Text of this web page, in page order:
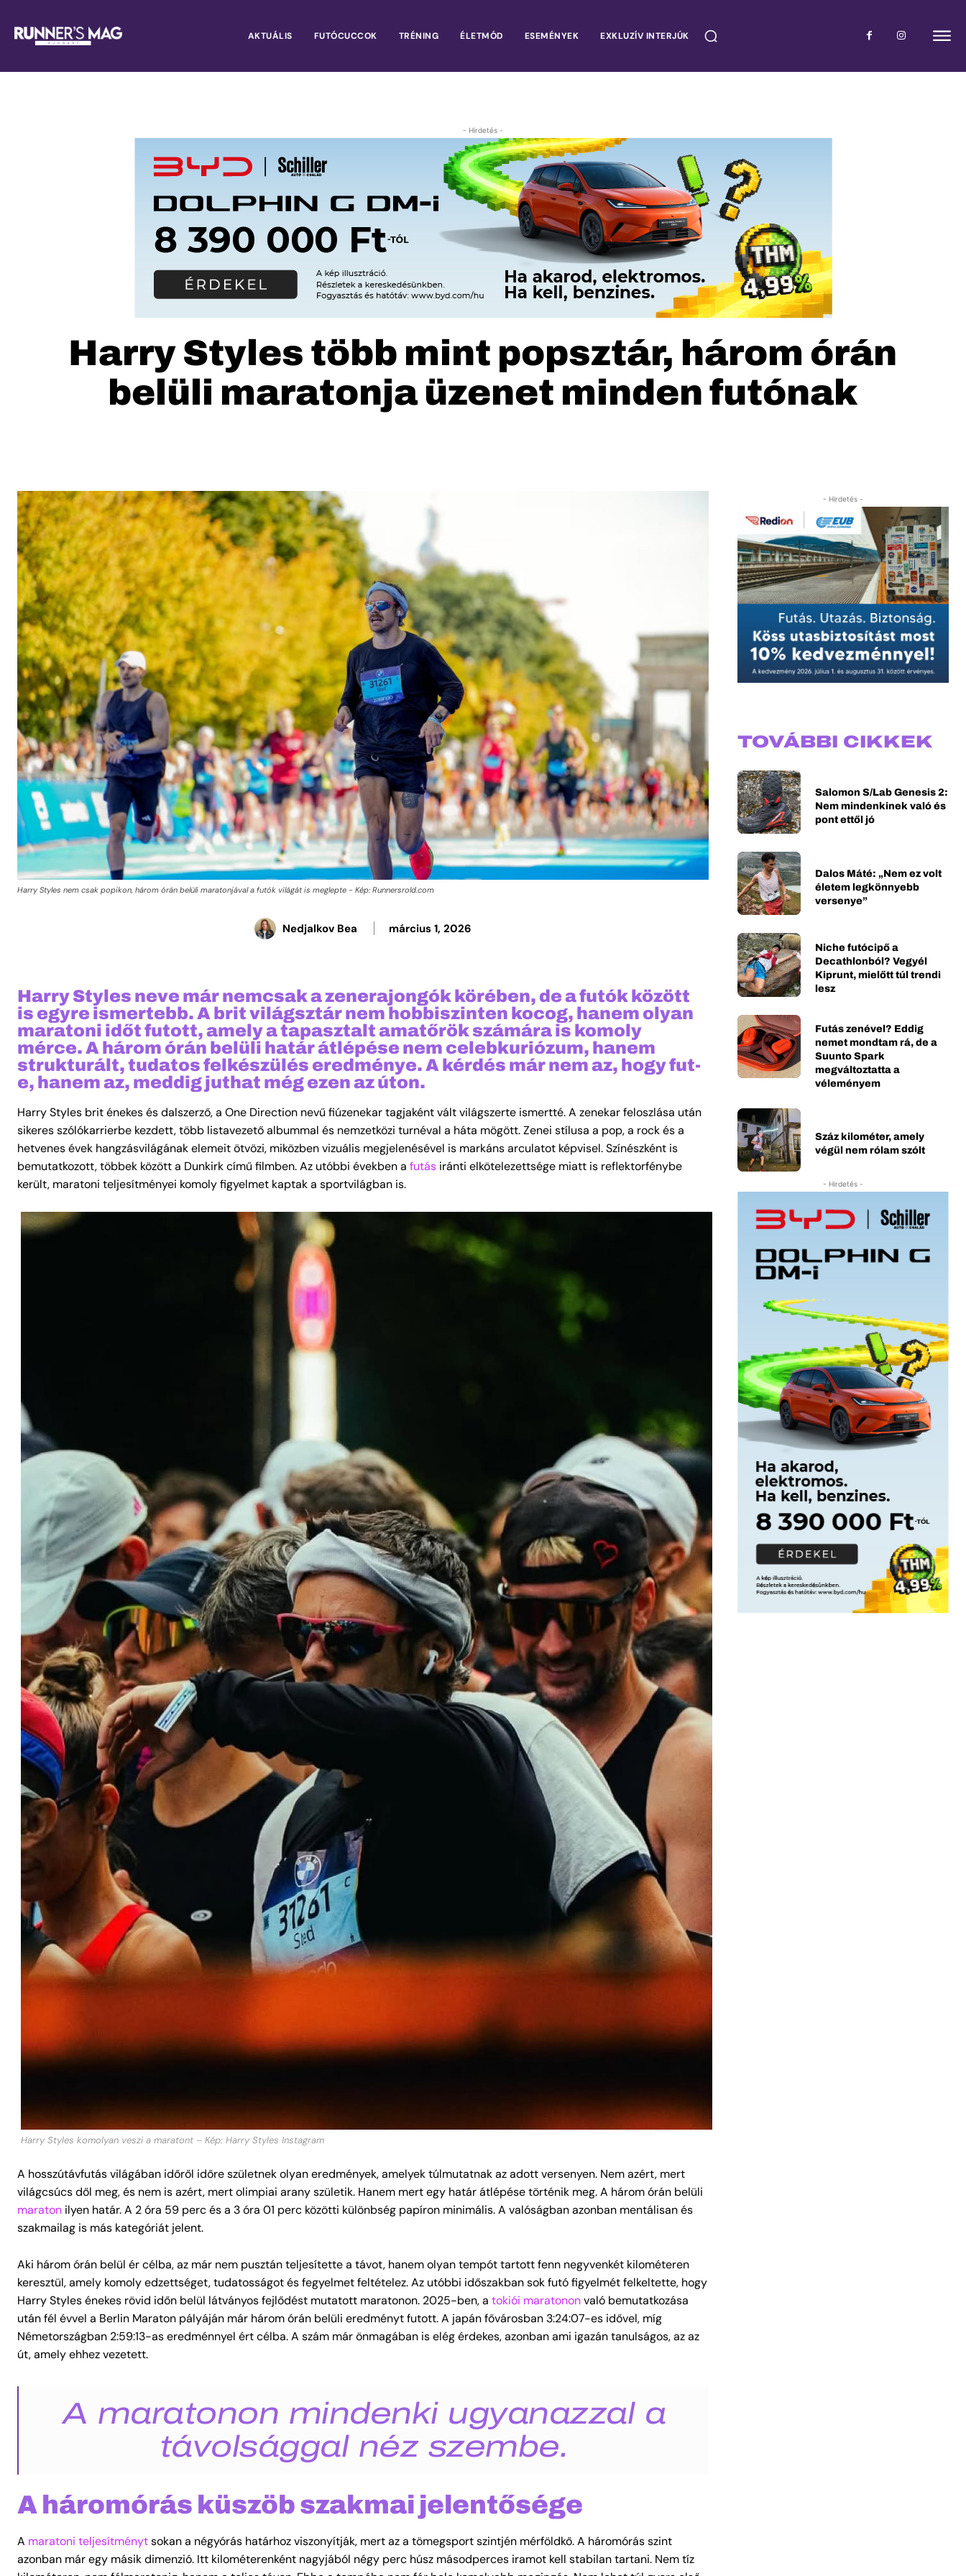
AKTUÁLIS FUTÓCUCCOK TRÉNING ÉLETMÓD ESEMÉNYEK EXKLUZÍV INTERJÚK
- Hirdetés -
Harry Styles több mint popsztár, három órán
belüli maratonja üzenet minden futónak
Harry Styles nem csak popikon, három órán belüli maratonjával a futók világát is meglepte - Kép: Runnersrold.com
Nedjalkov Bea március 1, 2026
Harry Styles neve már nemcsak a zenerajongók körében, de a futók között
is egyre ismertebb. A brit világsztár nem hobbiszinten kocog, hanem olyan
maratoni időt futott, amely a tapasztalt amatőrök számára is komoly
mérce. A három órán belüli határ átlépése nem celebkuriózum, hanem
strukturált, tudatos felkészülés eredménye. A kérdés már nem az, hogy fut-
e, hanem az, meddig juthat még ezen az úton.
Harry Styles brit énekes és dalszerző, a One Direction nevű fiúzenekar tagjaként vált világszerte ismertté. A zenekar feloszlása után
sikeres szólókarrierbe kezdett, több listavezető albummal és nemzetközi turnéval a háta mögött. Zenei stílusa a pop, a rock és a
hetvenes évek hangzásvilágának elemeit ötvözi, miközben vizuális megjelenésével is markáns arculatot képvisel. Színészként is
bemutatkozott, többek között a Dunkirk című filmben. Az utóbbi években a futás iránti elkötelezettsége miatt is reflektorfénybe
került, maratoni teljesítményei komoly figyelmet kaptak a sportvilágban is.
Harry Styles komolyan veszi a maratont – Kép: Harry Styles Instagram
A hosszútávfutás világában időről időre születnek olyan eredmények, amelyek túlmutatnak az adott versenyen. Nem azért, mert
világcsúcs dől meg, és nem is azért, mert olimpiai arany születik. Hanem mert egy határ átlépése történik meg. A három órán belüli
maraton ilyen határ. A 2 óra 59 perc és a 3 óra 01 perc közötti különbség papíron minimális. A valóságban azonban mentálisan és
szakmailag is más kategóriát jelent.
Aki három órán belül ér célba, az már nem pusztán teljesítette a távot, hanem olyan tempót tartott fenn negyvenkét kilométeren
keresztül, amely komoly edzettséget, tudatosságot és fegyelmet feltételez. Az utóbbi időszakban sok futó figyelmét felkeltette, hogy
Harry Styles énekes rövid időn belül látványos fejlődést mutatott maratonon. 2025-ben, a tokiói maratonon való bemutatkozása
után fél évvel a Berlin Maraton pályáján már három órán belüli eredményt futott. A japán fővárosban 3:24:07-es idővel, míg
Németországban 2:59:13-as eredménnyel ért célba. A szám már önmagában is elég érdekes, azonban ami igazán tanulságos, az az
út, amely ehhez vezetett.
A maratonon mindenki ugyanazzal a
távolsággal néz szembe.
A háromórás küszöb szakmai jelentősége
A maratoni teljesítményt sokan a négyórás határhoz viszonyítják, mert az a tömegsport szintjén mérföldkő. A háromórás szint
azonban már egy másik dimenzió. Itt kilométerenként nagyjából négy perc húsz másodperces iramot kell stabilan tartani. Nem tíz
- Hirdetés -
TOVÁBBI CIKKEK
Salomon S/Lab Genesis 2:
Nem mindenkinek való és
pont ettől jó
Dalos Máté: „Nem ez volt
életem legkönnyebb
versenye”
Niche futócipő a
Decathlonból? Vegyél
Kiprunt, mielőtt túl trendi
lesz
Futás zenével? Eddig
nemet mondtam rá, de a
Suunto Spark
megváltoztatta a
véleményem
Száz kilométer, amely
végül nem rólam szólt
- Hirdetés -